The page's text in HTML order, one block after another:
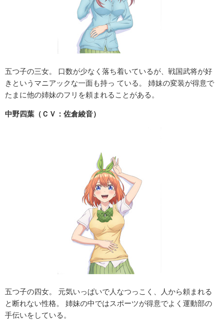
五つ子の三女。 口数が少なく落ち着いているが、戦国武将が好
きというマニアックな一面も持っ ている。 姉妹の変装が得意で
たまに他の姉妹のフリを頼まれることがある。
中野四葉（ＣＶ：佐倉綾音）
五つ子の四女。 元気いっぱいで人なつっこく、人から頼まれる
と断れない性格。 姉妹の中ではスポーツが得意でよく運動部の
手伝いをしている。